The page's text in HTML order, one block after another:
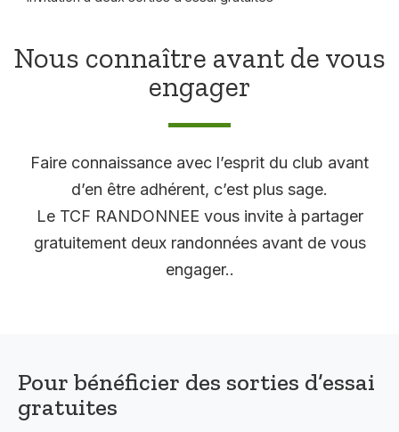
Nous connaître avant de vous
engager
Faire connaissance avec l’esprit du club avant
d’en être adhérent, c’est plus sage.
Le TCF RANDONNEE vous invite à partager
gratuitement deux randonnées avant de vous
engager..
Pour bénéficier des sorties d’essai
gratuites